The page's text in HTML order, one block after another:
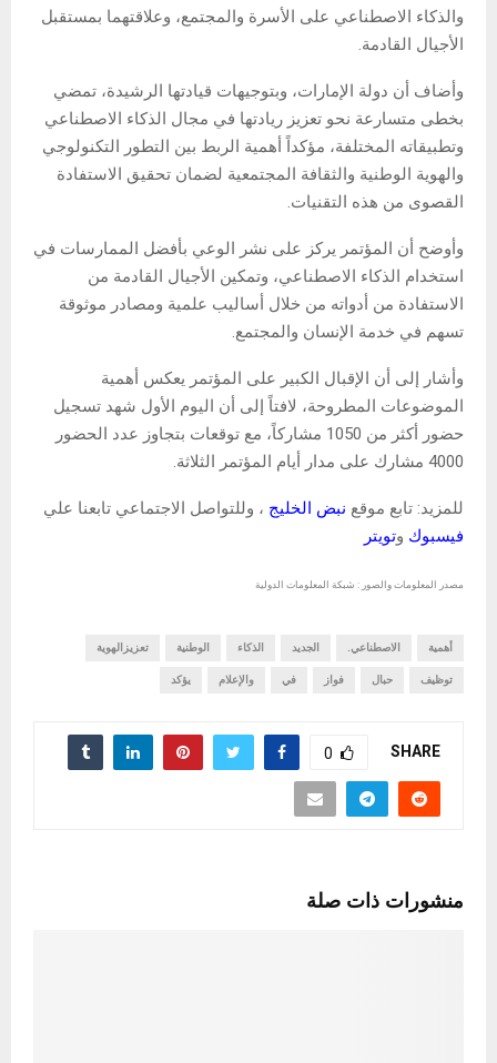
والذكاء الاصطناعي على الأسرة والمجتمع، وعلاقتهما بمستقبل
الأجيال القادمة.
وأضاف أن دولة الإمارات، وبتوجيهات قيادتها الرشيدة، تمضي
بخطى متسارعة نحو تعزيز ريادتها في مجال الذكاء الاصطناعي
وتطبيقاته المختلفة، مؤكداً أهمية الربط بين التطور التكنولوجي
والهوية الوطنية والثقافة المجتمعية لضمان تحقيق الاستفادة
القصوى من هذه التقنيات.
وأوضح أن المؤتمر يركز على نشر الوعي بأفضل الممارسات في
استخدام الذكاء الاصطناعي، وتمكين الأجيال القادمة من
الاستفادة من أدواته من خلال أساليب علمية ومصادر موثوقة
تسهم في خدمة الإنسان والمجتمع.
وأشار إلى أن الإقبال الكبير على المؤتمر يعكس أهمية
الموضوعات المطروحة، لافتاً إلى أن اليوم الأول شهد تسجيل
حضور أكثر من 1050 مشاركاً، مع توقعات بتجاوز عدد الحضور
4000 مشارك على مدار أيام المؤتمر الثلاثة.
للمزيد: تابع موقع نبض الخليج ، وللتواصل الاجتماعي تابعنا علي
فيسبوك وتويتر
مصدر المعلومات والصور : شبكة المعلومات الدولية
أهمية الاصطناعي. الجديد الذكاء الوطنية تعزيزالهوية
توظيف حبال فواز في والإعلام يؤكد
SHARE
0
منشورات ذات صلة